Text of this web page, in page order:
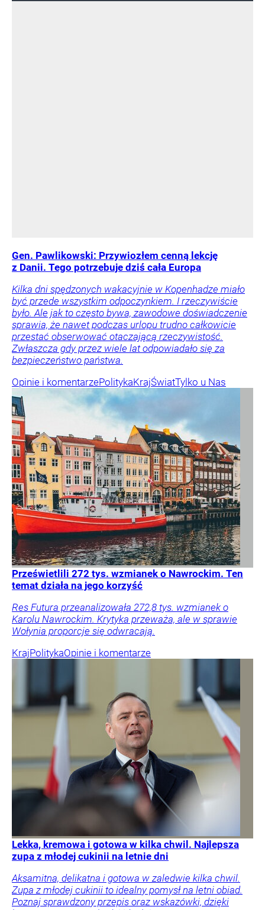
Gen. Pawlikowski: Przywiozłem cenną lekcję
z Danii. Tego potrzebuje dziś cała Europa
Kilka dni spędzonych wakacyjnie w Kopenhadze miało
być przede wszystkim odpoczynkiem. I rzeczywiście
było. Ale jak to często bywa, zawodowe doświadczenie
sprawia, że nawet podczas urlopu trudno całkowicie
przestać obserwować otaczającą rzeczywistość.
Zwłaszcza gdy przez wiele lat odpowiadało się za
bezpieczeństwo państwa.
Opinie i komentarzePolitykaKrajŚwiatTylko u Nas
Prześwietlili 272 tys. wzmianek o Nawrockim. Ten
temat działa na jego korzyść
Res Futura przeanalizowała 272,8 tys. wzmianek o
Karolu Nawrockim. Krytyka przeważa, ale w sprawie
Wołynia proporcje się odwracają.
KrajPolitykaOpinie i komentarze
Lekka, kremowa i gotowa w kilka chwil. Najlepsza
zupa z młodej cukinii na letnie dni
Aksamitna, delikatna i gotowa w zaledwie kilka chwil.
Zupa z młodej cukinii to idealny pomysł na letni obiad.
Poznaj sprawdzony przepis oraz wskazówki, dzięki